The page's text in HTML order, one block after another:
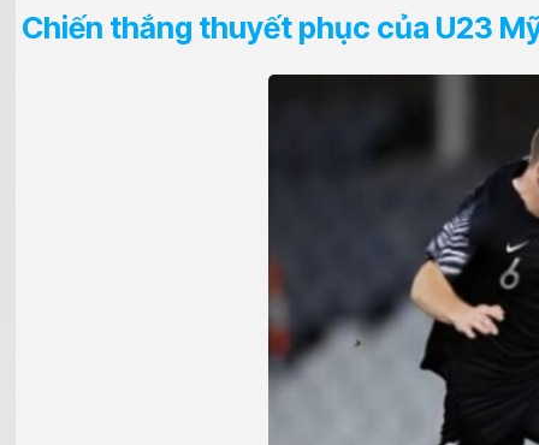
Chiến thắng thuyết phục của U23